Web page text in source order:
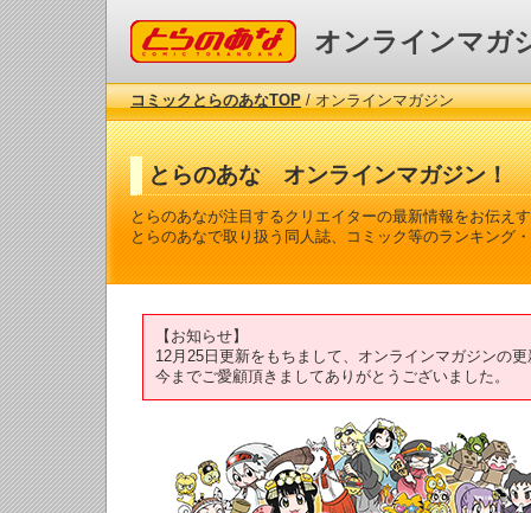
コミックとらのあな オンラインマガ
コミックとらのあなTOP/ オンラインマガジン
とらのあな オンラインマガジン！
とらのあなが注目するクリエイターの最新情報をお伝え
とらのあなで取り扱う同人誌、コミック等のランキング
【お知らせ】
12月25日更新をもちまして、オンラインマガジンの
今までご愛顧頂きましてありがとうございました。